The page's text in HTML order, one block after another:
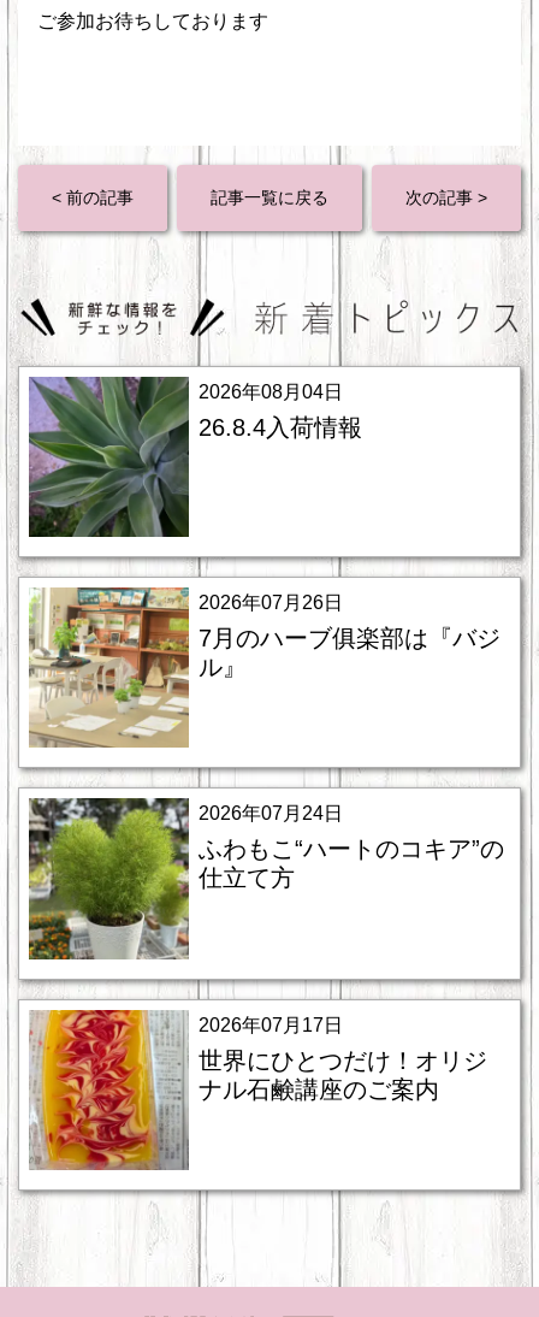
ご参加お待ちしております
< 前の記事 記事一覧に戻る 次の記事 >
2026年08月04日
26.8.4入荷情報
2026年07月26日
7月のハーブ俱楽部は『バジ
ル』
2026年07月24日
ふわもこ“ハートのコキア”の
仕立て方
2026年07月17日
世界にひとつだけ！オリジ
ナル石鹸講座のご案内